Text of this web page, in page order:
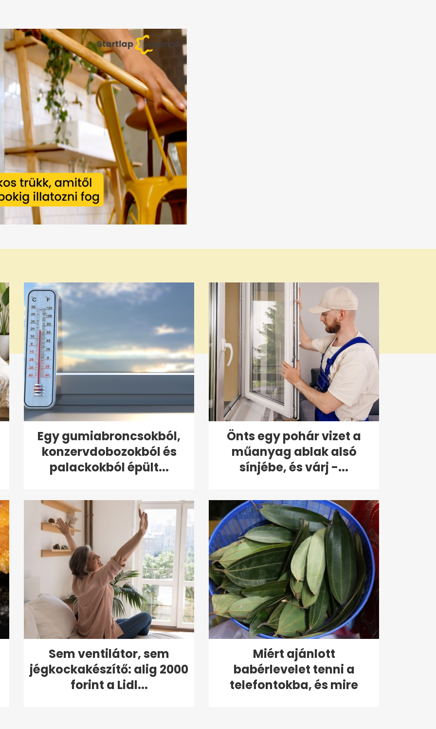
Egy gumiabroncsokból,
konzervdobozokból és
palackokból épült...
Önts egy pohár vizet a
műanyag ablak alsó
sínjébe, és várj -...
Sem ventilátor, sem
jégkockakészítő: alig 2000
forint a Lidl...
Miért ajánlott
babérlevelet tenni a
telefontokba, és mire